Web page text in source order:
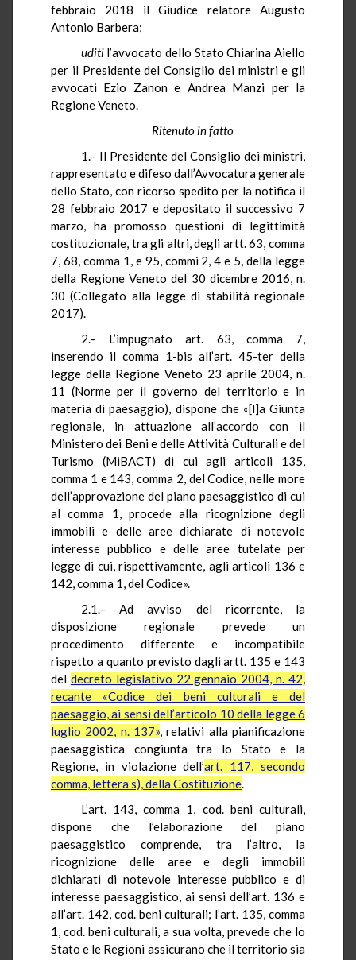
febbraio 2018 il Giudice relatore Augusto
Antonio Barbera;
uditi l’avvocato dello Stato Chiarina Aiello
per il Presidente del Consiglio dei ministri e gli
avvocati Ezio Zanon e Andrea Manzi per la
Regione Veneto.
Ritenuto in fatto
1.– Il Presidente del Consiglio dei ministri,
rappresentato e difeso dall’Avvocatura generale
dello Stato, con ricorso spedito per la notifica il
28 febbraio 2017 e depositato il successivo 7
marzo, ha promosso questioni di legittimità
costituzionale, tra gli altri, degli artt. 63, comma
7, 68, comma 1, e 95, commi 2, 4 e 5, della legge
della Regione Veneto del 30 dicembre 2016, n.
30 (Collegato alla legge di stabilità regionale
2017).
2.– L’impugnato art. 63, comma 7,
inserendo il comma 1-bis all’art. 45-ter della
legge della Regione Veneto 23 aprile 2004, n.
11 (Norme per il governo del territorio e in
materia di paesaggio), dispone che «[l]a Giunta
regionale, in attuazione all’accordo con il
Ministero dei Beni e delle Attività Culturali e del
Turismo (MiBACT) di cui agli articoli 135,
comma 1 e 143, comma 2, del Codice, nelle more
dell’approvazione del piano paesaggistico di cui
al comma 1, procede alla ricognizione degli
immobili e delle aree dichiarate di notevole
interesse pubblico e delle aree tutelate per
legge di cui, rispettivamente, agli articoli 136 e
142, comma 1, del Codice».
2.1.– Ad avviso del ricorrente, la
disposizione regionale prevede un
procedimento differente e incompatibile
rispetto a quanto previsto dagli artt. 135 e 143
del decreto legislativo 22 gennaio 2004, n. 42,
recante «Codice dei beni culturali e del
paesaggio, ai sensi dell’articolo 10 della legge 6
luglio 2002, n. 137», relativi alla pianificazione
paesaggistica congiunta tra lo Stato e la
Regione, in violazione dell’art. 117, secondo
comma, lettera s), della Costituzione.
L’art. 143, comma 1, cod. beni culturali,
dispone che l’elaborazione del piano
paesaggistico comprende, tra l’altro, la
ricognizione delle aree e degli immobili
dichiarati di notevole interesse pubblico e di
interesse paesaggistico, ai sensi dell’art. 136 e
all’art. 142, cod. beni culturali; l’art. 135, comma
1, cod. beni culturali, a sua volta, prevede che lo
Stato e le Regioni assicurano che il territorio sia